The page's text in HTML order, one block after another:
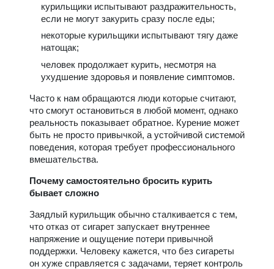
курильщики испытывают раздражительность,
если не могут закурить сразу после еды;
некоторые курильщики испытывают тягу даже
натощак;
человек продолжает курить, несмотря на
ухудшение здоровья и появление симптомов.
Часто к нам обращаются люди которые считают,
что смогут остановиться в любой момент, однако
реальность показывает обратное. Курение может
быть не просто привычкой, а устойчивой системой
поведения, которая требует профессионального
вмешательства.
Почему самостоятельно бросить курить
бывает сложно
Заядлый курильщик обычно сталкивается с тем,
что отказ от сигарет запускает внутреннее
напряжение и ощущение потери привычной
поддержки. Человеку кажется, что без сигареты
он хуже справляется с задачами, теряет контроль